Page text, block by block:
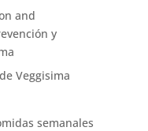
and
y
Veggisima
semanales